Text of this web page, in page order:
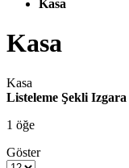
Kasa
Kasa
Kasa
Listeleme Şekli Izgara
1 öğe
Göster